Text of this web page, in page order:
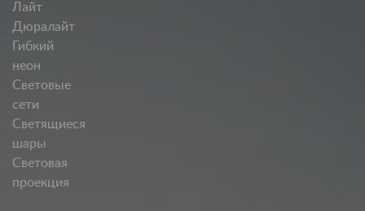
Лайт
Дюралайт
Гибкий
неон
Световые
сети
Светящиеся
шары
Световая
проекция